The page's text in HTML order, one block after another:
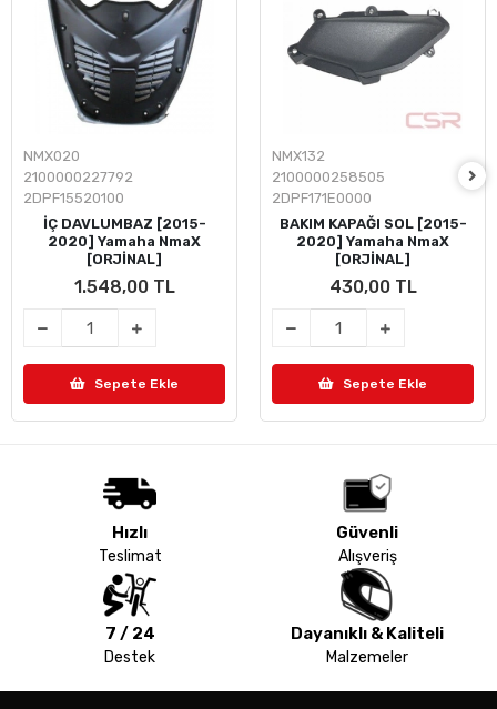
NMX020
2100000227792
2DPF15520100
İÇ DAVLUMBAZ [2015-
2020] Yamaha NmaX
[ORJİNAL]
1.548,00 TL
Sepete Ekle
NMX132
2100000258505
2DPF171E0000
BAKIM KAPAĞI SOL [2015-
2020] Yamaha NmaX
[ORJİNAL]
430,00 TL
Sepete Ekle
Hızlı
Teslimat
Güvenli
Alışveriş
7 / 24
Destek
Dayanıklı & Kaliteli
Malzemeler